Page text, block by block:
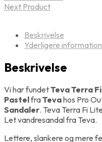
Next Product
Beskrivelse
Yderligere information
Beskrivelse
Vi har fundetTeva Terra
PastelfraTevahos Pro
Sandaler. Teva Terra Fi
Let vandresandal fra Teva.
Lettere, slankere og mere